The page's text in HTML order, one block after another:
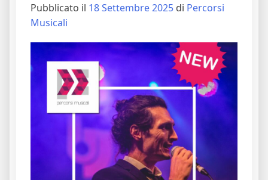
Pubblicato il 18 Settembre 2025 di Percorsi
Musicali